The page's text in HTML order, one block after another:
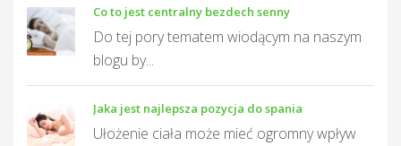
Co to jest centralny bezdech senny
Do tej pory tematem wiodącym na naszym
blogu by...
Jaka jest najlepsza pozycja do spania
Ułożenie ciała może mieć ogromny wpływ